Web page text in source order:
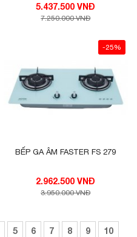
5.437.500 VNĐ
7.250.000 VNĐ
-25%
BẾP GA ÂM FASTER FS 279
2.962.500 VNĐ
3.950.000 VNĐ
5 6 7 8 9 10